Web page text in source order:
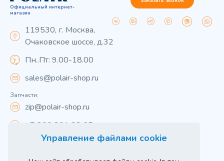
Управление файлами cookie
Официальный интернет-
магазин
119530, г. Москва,
Очаковское шоссе, д.32
Пн..Пт: 9.00-18.00
sales@polair-shop.ru
Запчасти:
zip@polair-shop.ru
+7 800 301 33 65